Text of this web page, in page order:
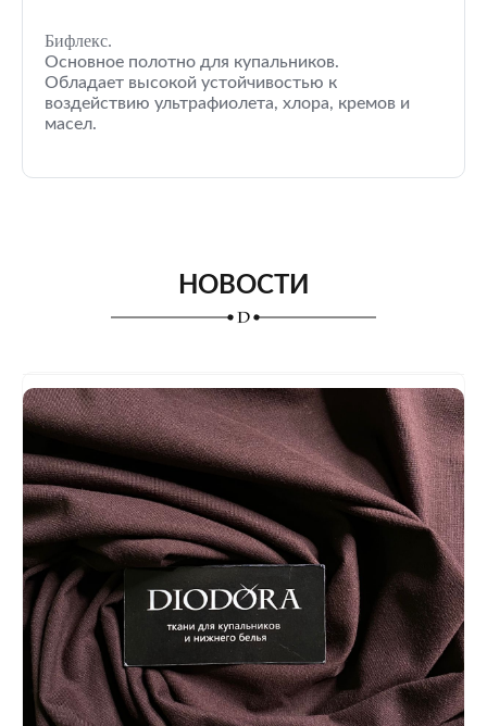
Бифлекс.
Основное полотно для купальников.
Обладает высокой устойчивостью к
воздействию ультрафиолета, хлора, кремов и
масел.
НОВОСТИ